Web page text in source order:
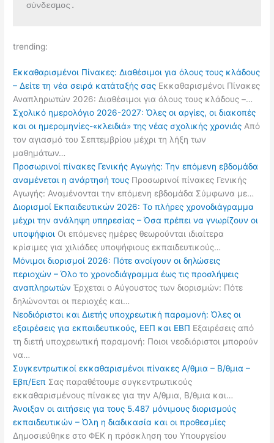
σύνδεσμος.
trending:
Εκκαθαρισμένοι Πίνακες: Διαθέσιμοι για όλους τους κλάδους
– Δείτε τη νέα σειρά κατάταξής σας Εκκαθαρισμένοι Πίνακες
Αναπληρωτών 2026: Διαθέσιμοι για όλους τους κλάδους –…
Σχολικό ημερολόγιο 2026-2027: Όλες οι αργίες, οι διακοπές
και οι ημερομηνίες-«κλειδιά» της νέας σχολικής χρονιάς Από
τον αγιασμό του Σεπτεμβρίου μέχρι τη λήξη των
μαθημάτων…
Προσωρινοί πίνακες Γενικής Αγωγής: Την επόμενη εβδομάδα
αναμένεται η ανάρτησή τους Προσωρινοί πίνακες Γενικής
Αγωγής: Αναμένονται την επόμενη εβδομάδα Σύμφωνα με…
Διορισμοί Εκπαιδευτικών 2026: Το πλήρες χρονοδιάγραμμα
μέχρι την ανάληψη υπηρεσίας – Όσα πρέπει να γνωρίζουν οι
υποψήφιοι Οι επόμενες ημέρες θεωρούνται ιδιαίτερα
κρίσιμες για χιλιάδες υποψήφιους εκπαιδευτικούς…
Μόνιμοι διορισμοί 2026: Πότε ανοίγουν οι δηλώσεις
περιοχών – Όλο το χρονοδιάγραμμα έως τις προσλήψεις
αναπληρωτών Έρχεται ο Αύγουστος των διορισμών: Πότε
δηλώνονται οι περιοχές και…
Νεοδιόριστοι και Διετής υποχρεωτική παραμονή: Όλες οι
εξαιρέσεις για εκπαιδευτικούς, ΕΕΠ και ΕΒΠ Εξαιρέσεις από
τη διετή υποχρεωτική παραμονή: Ποιοι νεοδιόριστοι μπορούν
να…
Συγκεντρωτικοί εκκαθαρισμένοι πίνακες Α/θμια – Β/θμια –
Εβπ/Εεπ Σας παραθέτουμε συγκεντρωτικούς
εκκαθαρισμένους πίνακες για την Α/θμια, Β/θμια και…
Άνοιξαν οι αιτήσεις για τους 5.487 μόνιμους διορισμούς
εκπαιδευτικών – Όλη η διαδικασία και οι προθεσμίες
Δημοσιεύθηκε στο ΦΕΚ η πρόσκληση του Υπουργείου